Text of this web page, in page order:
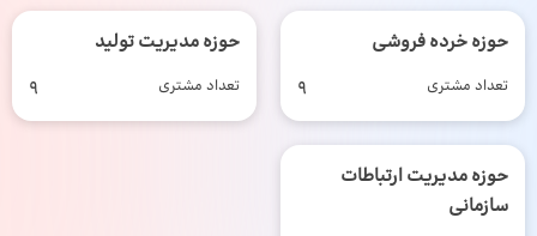
حوزه خرده فروشی
تعداد مشتری 9
حوزه مدیریت تولید
تعداد مشتری 9
حوزه مدیریت ارتباطات
سازمانی